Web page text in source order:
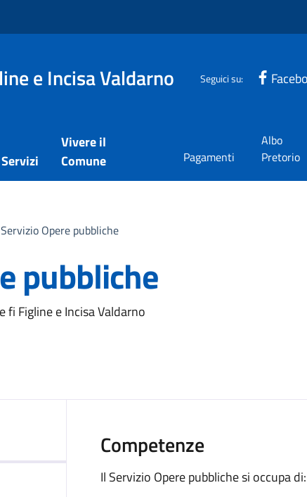
e Incisa Valdarno Seguici su:
Servizi
Vivere il
Comune
Pagamenti
Albo
Pretorio
Servizio Opere pubbliche
pubbliche
fi Figline e Incisa Valdarno
Competenze
Il Servizio Opere pubbliche si occupa di: